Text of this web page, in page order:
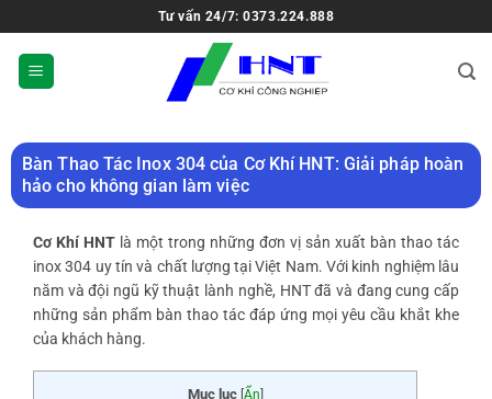
Tư vấn 24/7: 0373.224.888
Bàn Thao Tác Inox 304 của Cơ Khí HNT: Giải pháp hoàn
hảo cho không gian làm việc
Cơ Khí HNT là một trong những đơn vị sản xuất bàn thao tác
inox 304 uy tín và chất lượng tại Việt Nam. Với kinh nghiệm lâu
năm và đội ngũ kỹ thuật lành nghề, HNT đã và đang cung cấp
những sản phẩm bàn thao tác đáp ứng mọi yêu cầu khắt khe
của khách hàng.
Mục lục Ẩn